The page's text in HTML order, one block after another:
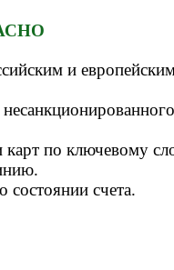
и
по ключевому
счета.